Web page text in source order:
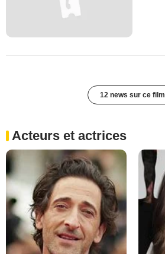
12 news sur ce film
Acteurs et actrices